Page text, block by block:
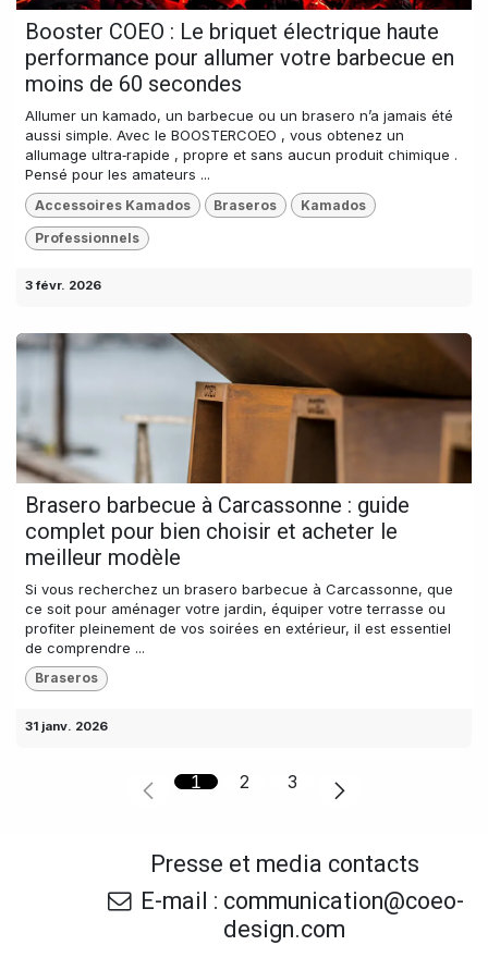
Booster COEO : Le briquet électrique haute
performance pour allumer votre barbecue en
moins de 60 secondes
Allumer un kamado, un barbecue ou un brasero n’a jamais été
aussi simple. Avec le BOOSTERCOEO , vous obtenez un
allumage ultra‑rapide , propre et sans aucun produit chimique .
Pensé pour les amateurs ...
Accessoires Kamados Braseros Kamados
Professionnels
3 févr. 2026
Brasero barbecue à Carcassonne : guide
complet pour bien choisir et acheter le
meilleur modèle
Si vous recherchez un brasero barbecue à Carcassonne, que
ce soit pour aménager votre jardin, équiper votre terrasse ou
profiter pleinement de vos soirées en extérieur, il est essentiel
de comprendre ...
Braseros
31 janv. 2026
1 2 3
Presse et media contacts
E-mail : communication@coeo-
design.com